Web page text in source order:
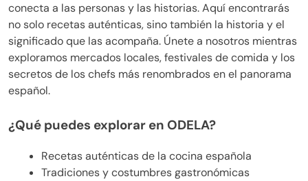
conecta a las personas y las historias. Aquí encontrarás
no solo recetas auténticas, sino también la historia y el
significado que las acompaña. Únete a nosotros mientras
exploramos mercados locales, festivales de comida y los
secretos de los chefs más renombrados en el panorama
español.
¿Qué puedes explorar en ODELA?
Recetas auténticas de la cocina española
Tradiciones y costumbres gastronómicas